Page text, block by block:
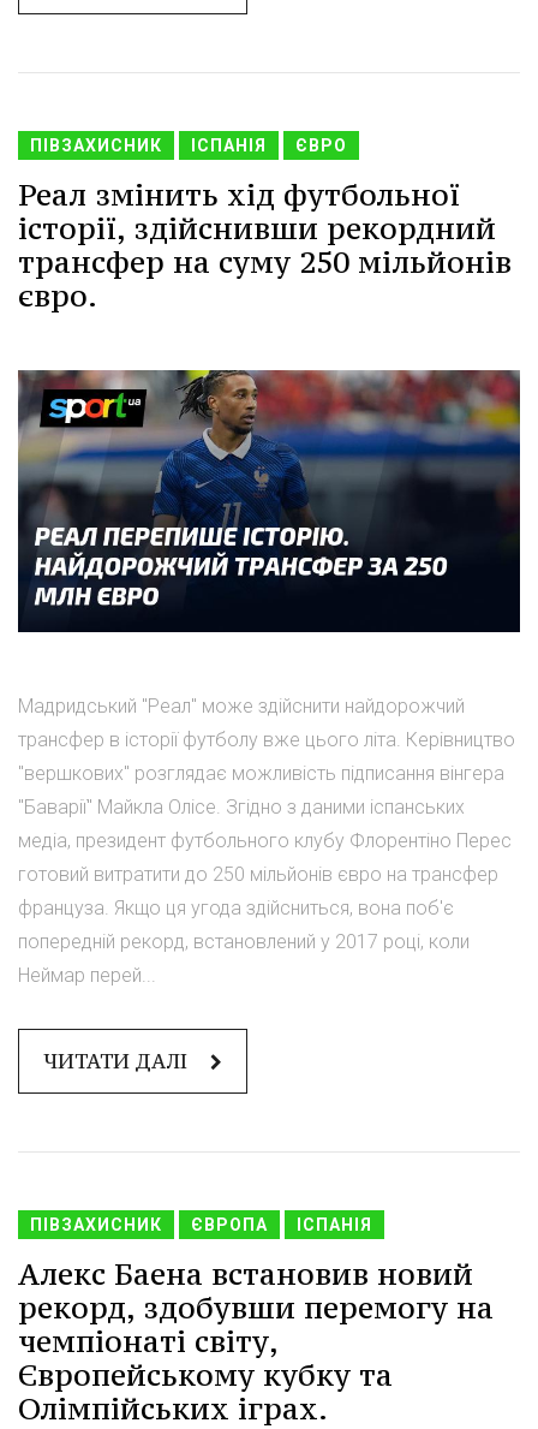
ПІВЗАХИСНИК ІСПАНІЯ ЄВРО
Реал змінить хід футбольної
історії, здійснивши рекордний
трансфер на суму 250 мільйонів
євро.
Мадридський "Реал" може здійснити найдорожчий
трансфер в історії футболу вже цього літа. Керівництво
"вершкових" розглядає можливість підписання вінгера
"Баварії" Майкла Олісе. Згідно з даними іспанських
медіа, президент футбольного клубу Флорентіно Перес
готовий витратити до 250 мільйонів євро на трансфер
француза. Якщо ця угода здійсниться, вона поб'є
попередній рекорд, встановлений у 2017 році, коли
Неймар перей...
ЧИТАТИ ДАЛІ
ПІВЗАХИСНИК ЄВРОПА ІСПАНІЯ
Алекс Баена встановив новий
рекорд, здобувши перемогу на
чемпіонаті світу,
Європейському кубку та
Олімпійських іграх.